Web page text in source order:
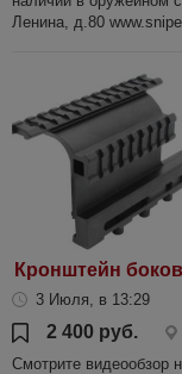
Ленина, д.80
Кронштейн
3 Июля, в 13:29
2 400 руб.
Смотрите видеообзор